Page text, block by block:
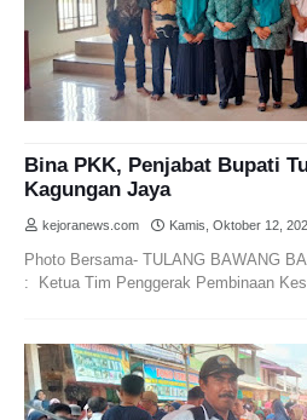
Bina PKK, Penjabat Bupati
Kagungan Jaya
kejoranews.com Kamis, Oktober 12,
Photo Bersama- TULANG BAWANG
: Ketua Tim Penggerak Pembinaan